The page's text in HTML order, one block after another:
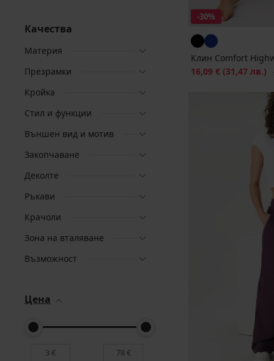
Качества
Материя
Презрамки
Кройка
Стил и функции
Външен вид и мотив
Закопчаване
Деколте
Ръкави
Крачоли
Зона на вталяване
Възможност
Цена
-30%
Клин Comfort
Намаление
16,09 € (31,47 лв.)